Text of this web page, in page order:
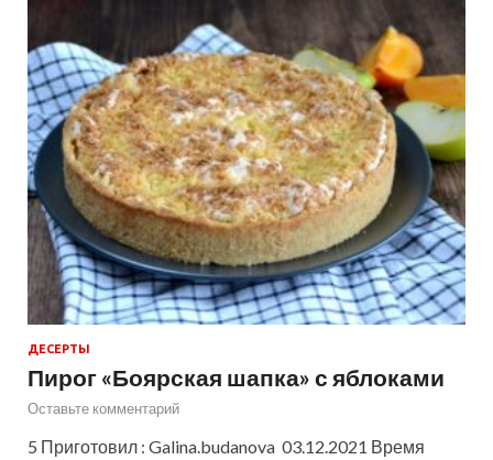
ДЕСЕРТЫ
Пирог «Боярская шапка» с яблоками
Оставьте комментарий
5 Приготовил : Galina.budanova 03.12.2021 Время